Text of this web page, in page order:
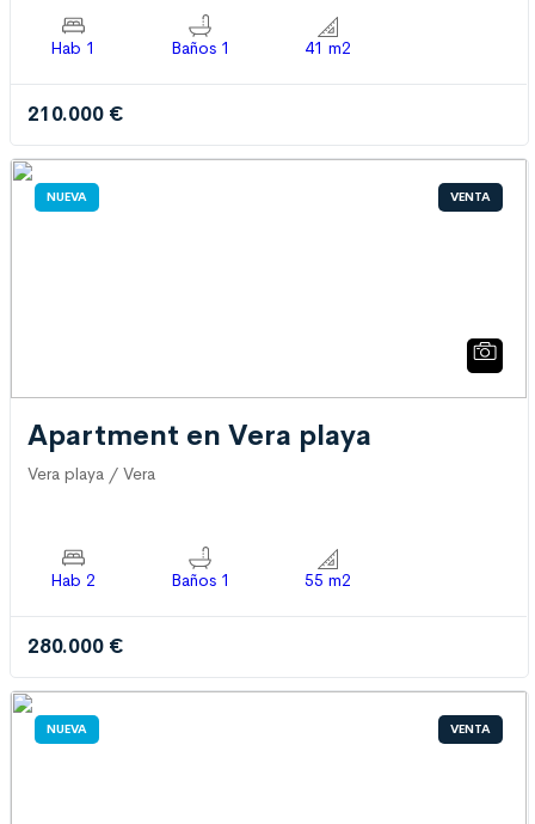
Hab 1 Baños 1 41 m2
210.000 €
NUEVA VENTA
Apartment en Vera playa
Vera playa / Vera
Hab 2 Baños 1 55 m2
280.000 €
NUEVA VENTA